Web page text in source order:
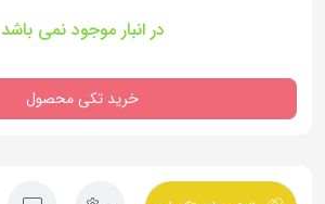
در انبار موجود نمی باشد
خرید تکی محصول